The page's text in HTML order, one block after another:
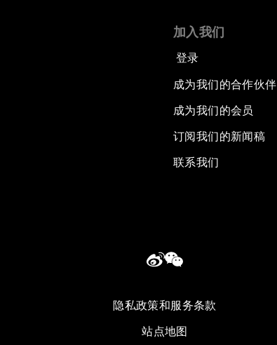
加入我们
登录
成为我们的合作伙伴
成为我们的会员
订阅我们的新闻稿
联系我们
隐私政策和服务条款
站点地图